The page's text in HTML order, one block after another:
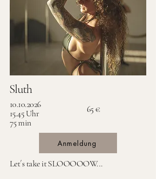
Sluth
10.10.2026
15.45 Uhr
75 min
65 €
Anmeldung
Let´s take it SLOOOOOW...